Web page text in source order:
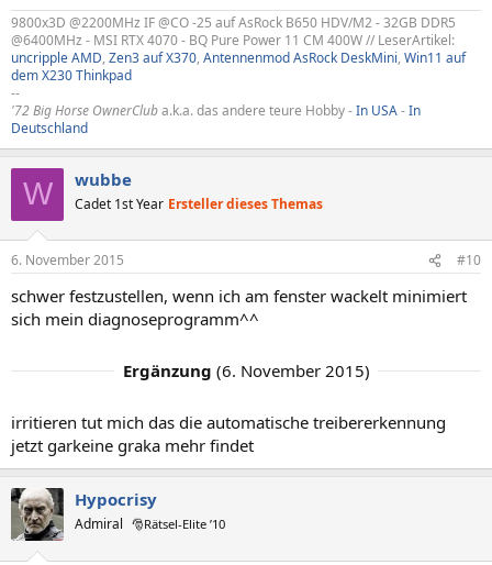
9800x3D @2200MHz IF @CO -25 auf AsRock B650 HDV/M2 - 32GB DDR5
@6400MHz - MSI RTX 4070 - BQ Pure Power 11 CM 400W // LeserArtikel:
uncripple AMD, Zen3 auf X370, Antennenmod AsRock DeskMini, Win11 auf
dem X230 Thinkpad
--
'72 Big Horse OwnerCluba.k.a. das andere teure Hobby -In USA-In
Deutschland
W wubbe
Cadet 1st Year Ersteller dieses Themas
6. November 2015 #10
schwer festzustellen, wenn ich am fenster wackelt minimiert
sich mein diagnoseprogramm^^
Ergänzung (6. November 2015)
irritieren tut mich das die automatische treibererkennung
jetzt garkeine graka mehr findet
Hypocrisy
Admiral 🎅Rätsel-Elite ’10